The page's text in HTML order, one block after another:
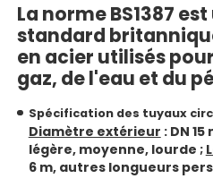
La norme BS1387
standard
en acier utilisés
gaz, de l'eau et du
Spécification des tuyaux
Diamètre extérieur : DN
légère, moyenne, lourde ;
6 m, autres longueurs